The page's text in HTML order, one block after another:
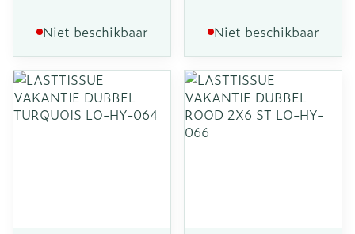
Niet beschikbaar Niet beschikbaar